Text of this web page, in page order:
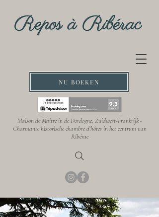
NU BOEKEN
Maison de Maître in de Dordogne, Zuidwest-Frankrijk -
Charmante historische chambre d'hôtes in het centrum van
Ribérac